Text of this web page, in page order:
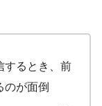
するとき、前
のが面倒